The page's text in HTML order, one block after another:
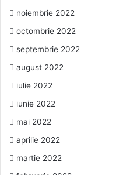
noiembrie 2022
octombrie 2022
septembrie 2022
august 2022
iulie 2022
iunie 2022
mai 2022
aprilie 2022
martie 2022